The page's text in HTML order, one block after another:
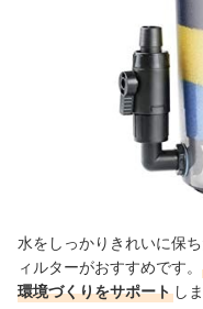
水をしっかりきれいに保
ィルターがおすすめです。
環境づくりをサポート し